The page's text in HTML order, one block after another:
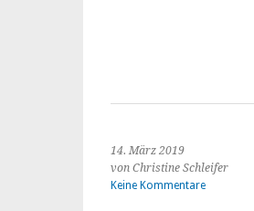
14. März 2019
von Christine Schleifer
Keine Kommentare